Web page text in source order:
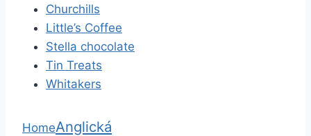
Churchills
Little’s Coffee
Stella chocolate
Tin Treats
Whitakers
HomeAnglická